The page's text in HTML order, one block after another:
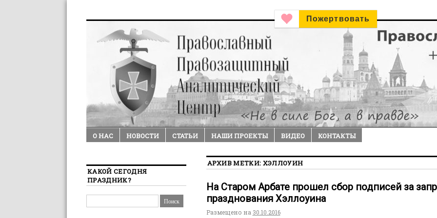
Пожертвовать
О НАС НОВОСТИ СТАТЬИ НАШИ ПРОЕКТЫ ВИДЕО КОНТАКТЫ
АРХИВ МЕТКИ: ХЭЛЛОУИН
На Старом Арбате прошел сбор подписей за
празднования Хэллоуина
Размещено на 30.10.2016
КАКОЙ СЕГОДНЯ
ПРАЗДНИК?